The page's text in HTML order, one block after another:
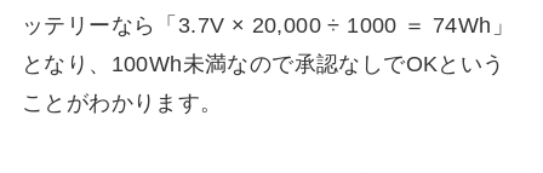
ッテリーなら「3.7V × 20,000 ÷ 1000 ＝ 74Wh」
となり、100Wh未満なので承認なしでOKという
ことがわかります。